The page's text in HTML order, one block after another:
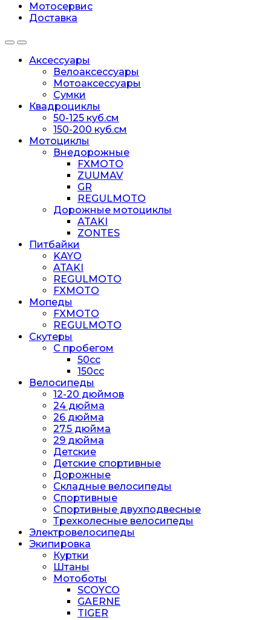
Мотосервис
Доставка
Аксессуары
Велоаксессуары
Мотоаксессуары
Сумки
Квадроциклы
50-125 куб.см
150-200 куб.см
Мотоциклы
Внедорожные
FXMOTO
ZUUMAV
GR
REGULMOTO
Дорожные мотоциклы
ATAKI
ZONTES
Питбайки
KAYO
ATAKI
REGULMOTO
FXMOTO
Мопеды
FXMOTO
REGULMOTO
Скутеры
С пробегом
50cc
150cc
Велосипеды
12-20 дюймов
24 дюйма
26 дюйма
27.5 дюйма
29 дюйма
Детские
Детские спортивные
Дорожные
Складные велосипеды
Спортивные
Спортивные двухподвесные
Трехколесные велосипеды
Электровелосипеды
Экипировка
Куртки
Штаны
Мотоботы
SCOYCO
GAERNE
TIGER